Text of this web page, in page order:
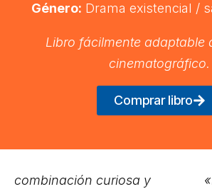
Género: Drama existencial /
Libro fácilmente adaptable
cinematográfico.
Comprar libro
«Brillante y profunda prosa